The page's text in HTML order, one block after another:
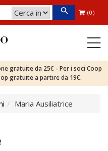
(0)
gratuite da 25€ - Per i soci Coop
gratuite a partire da 19€.
Maria Ausiliatrice